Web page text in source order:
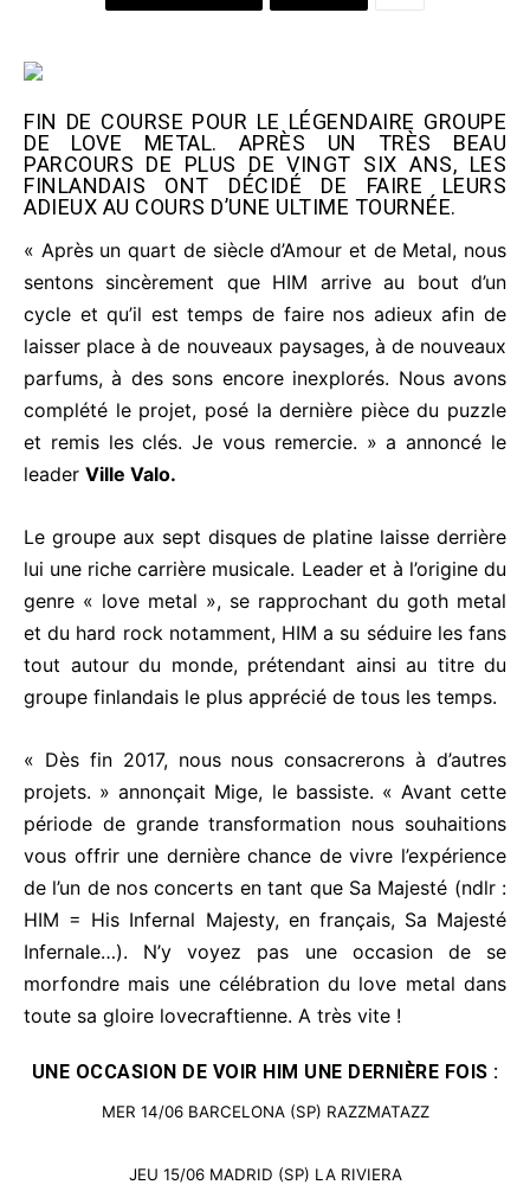
FIN DE COURSE POUR LE LÉGENDAIRE GROUPE
DE LOVE METAL. APRÈS UN TRÈS BEAU
PARCOURS DE PLUS DE VINGT SIX ANS, LES
FINLANDAIS ONT DÉCIDÉ DE FAIRE LEURS
ADIEUX AU COURS D’UNE ULTIME TOURNÉE.
« Après un quart de siècle d’Amour et de Metal, nous
sentons sincèrement que HIM arrive au bout d’un
cycle et qu’il est temps de faire nos adieux afin de
laisser place à de nouveaux paysages, à de nouveaux
parfums, à des sons encore inexplorés. Nous avons
complété le projet, posé la dernière pièce du puzzle
et remis les clés. Je vous remercie. » a annoncé le
leader Ville Valo.
Le groupe aux sept disques de platine laisse derrière
lui une riche carrière musicale. Leader et à l’origine du
genre « love metal », se rapprochant du goth metal
et du hard rock notamment, HIM a su séduire les fans
tout autour du monde, prétendant ainsi au titre du
groupe finlandais le plus apprécié de tous les temps.
« Dès fin 2017, nous nous consacrerons à d’autres
projets. » annonçait Mige, le bassiste. « Avant cette
période de grande transformation nous souhaitions
vous offrir une dernière chance de vivre l’expérience
de l’un de nos concerts en tant que Sa Majesté (ndlr :
HIM = His Infernal Majesty, en français, Sa Majesté
Infernale…). N’y voyez pas une occasion de se
morfondre mais une célébration du love metal dans
toute sa gloire lovecraftienne. A très vite !
UNE OCCASION DE VOIR HIM UNE DERNIÈRE FOIS :
MER 14/06 BARCELONA (SP) RAZZMATAZZ
JEU 15/06 MADRID (SP) LA RIVIERA